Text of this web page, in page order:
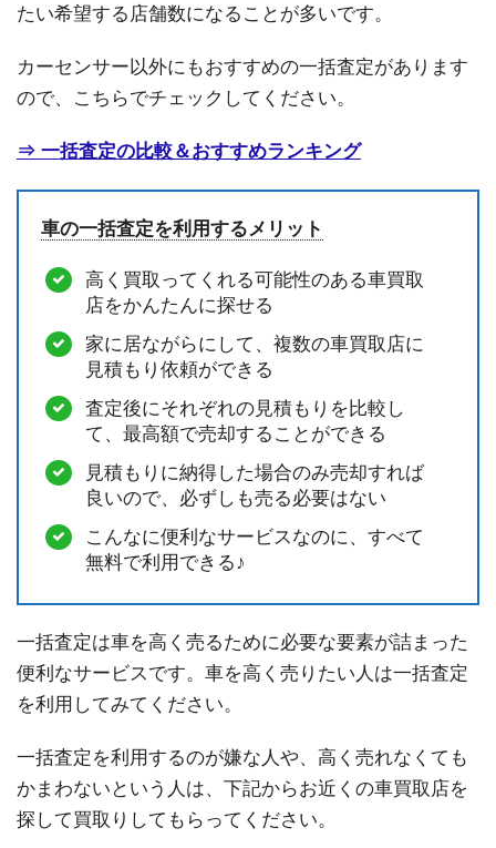
たい希望する店舗数になることが多いです。
カーセンサー以外にもおすすめの一括査定があります
ので、こちらでチェックしてください。
⇒ 一括査定の比較＆おすすめランキング
車の一括査定を利用するメリット
高く買取ってくれる可能性のある車買取
店をかんたんに探せる
家に居ながらにして、複数の車買取店に
見積もり依頼ができる
査定後にそれぞれの見積もりを比較し
て、最高額で売却することができる
見積もりに納得した場合のみ売却すれば
良いので、必ずしも売る必要はない
こんなに便利なサービスなのに、すべて
無料で利用できる♪
一括査定は車を高く売るために必要な要素が詰まった
便利なサービスです。車を高く売りたい人は一括査定
を利用してみてください。
一括査定を利用するのが嫌な人や、高く売れなくても
かまわないという人は、下記からお近くの車買取店を
探して買取りしてもらってください。